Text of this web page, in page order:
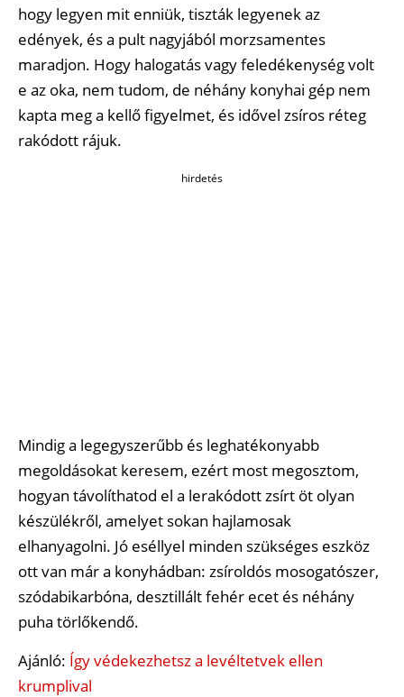
hogy legyen mit enniük, tiszták legyenek az
edények, és a pult nagyjából morzsamentes
maradjon. Hogy halogatás vagy feledékenység volt
e az oka, nem tudom, de néhány konyhai gép nem
kapta meg a kellő figyelmet, és idővel zsíros réteg
rakódott rájuk.
hirdetés
Mindig a legegyszerűbb és leghatékonyabb
megoldásokat keresem, ezért most megosztom,
hogyan távolíthatod el a lerakódott zsírt öt olyan
készülékről, amelyet sokan hajlamosak
elhanyagolni. Jó eséllyel minden szükséges eszköz
ott van már a konyhádban: zsíroldós mosogatószer,
szódabikarbóna, desztillált fehér ecet és néhány
puha törlőkendő.
Ajánló: Így védekezhetsz a levéltetvek ellen
krumplival